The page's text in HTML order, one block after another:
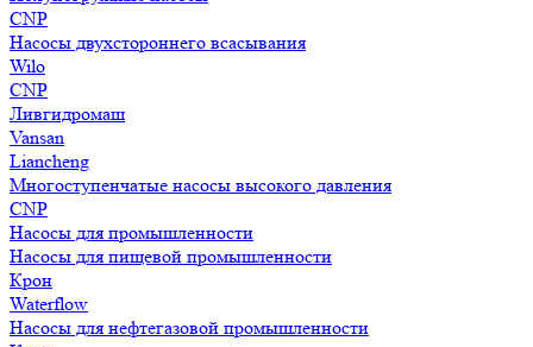
CNP
Насосы двухстороннего всасывания
Wilo
CNP
Ливгидромаш
Vansan
Liancheng
Многоступенчатые насосы высокого давления
CNP
Насосы для промышленности
Насосы для пищевой промышленности
Крон
Waterflow
Насосы для нефтегазовой промышленности